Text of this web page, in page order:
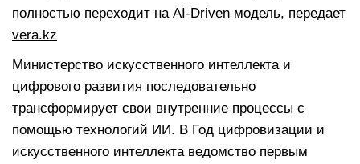
полностью переходит на AI-Driven модель, передает
vera.kz
Министерство искусственного интеллекта и
цифрового развития последовательно
трансформирует свои внутренние процессы с
помощью технологий ИИ. В Год цифровизации и
искусственного интеллекта ведомство первым